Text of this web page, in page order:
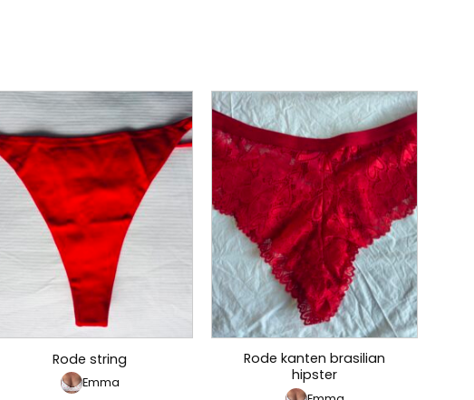
Rode string
Emma
Rode kanten brasilian
hipster